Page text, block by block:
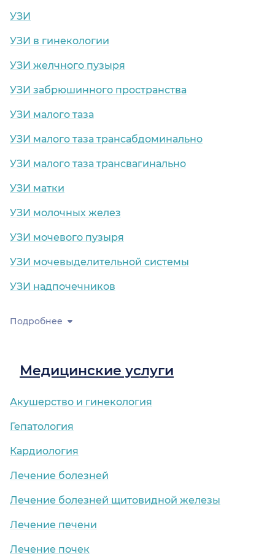
УЗИ
УЗИ в гинекологии
УЗИ желчного пузыря
УЗИ забрюшинного пространства
УЗИ малого таза
УЗИ малого таза трансабдоминально
УЗИ малого таза трансвагинально
УЗИ матки
УЗИ молочных желез
УЗИ мочевого пузыря
УЗИ мочевыделительной системы
УЗИ надпочечников
Подробнее
Медицинские услуги
Акушерство и гинекология
Гепатология
Кардиология
Лечение болезней
Лечение болезней щитовидной железы
Лечение печени
Лечение почек